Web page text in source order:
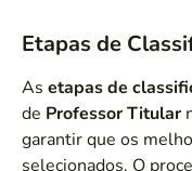
Etapas de
As etapas de
de Professor Titular
garantir que os
selecionados. O